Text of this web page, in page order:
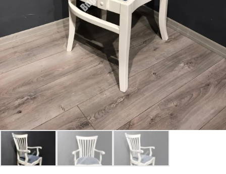
Parolanızı mı unuttunuz?
Hesap Oluştur